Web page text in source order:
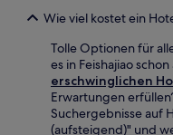
Wie viel kostet ein
Tolle Optionen für
es in Feishajiao
erschwinglichen
Erwartungen
Suchergebnisse auf
(aufsteigend)" und